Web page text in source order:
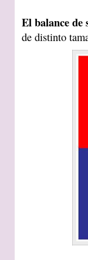
El balance
de distinto